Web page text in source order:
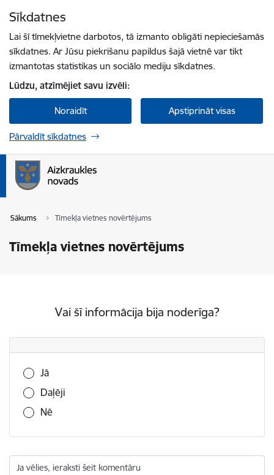
Sīkdatnes
Lai šī tīmekļvietne darbotos, tā izmanto obligāti nepieciešamās
sīkdatnes. Ar Jūsu piekrišanu papildus šajā vietnē var tikt
izmantotas statistikas un sociālo mediju sīkdatnes.
Lūdzu, atzīmējiet savu izvēli:
Noraidīt Apstiprināt visas
Pārvaldīt sīkdatnes
Sākums Tīmekļa vietnes novērtējums
Tīmekļa vietnes novērtējums
Vai šī informācija bija noderīga?
Vai šī informācija bija noderīga?
Jā
Daļēji
Nē
Ja vēlies, ieraksti šeit komentāru